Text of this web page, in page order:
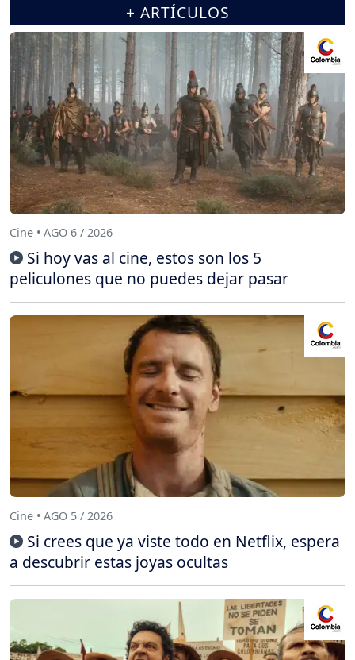
+ ARTÍCULOS
Cine • AGO 6 / 2026
Si hoy vas al cine, estos son los 5
peliculones que no puedes dejar pasar
Cine • AGO 5 / 2026
Si crees que ya viste todo en Netflix, espera
a descubrir estas joyas ocultas